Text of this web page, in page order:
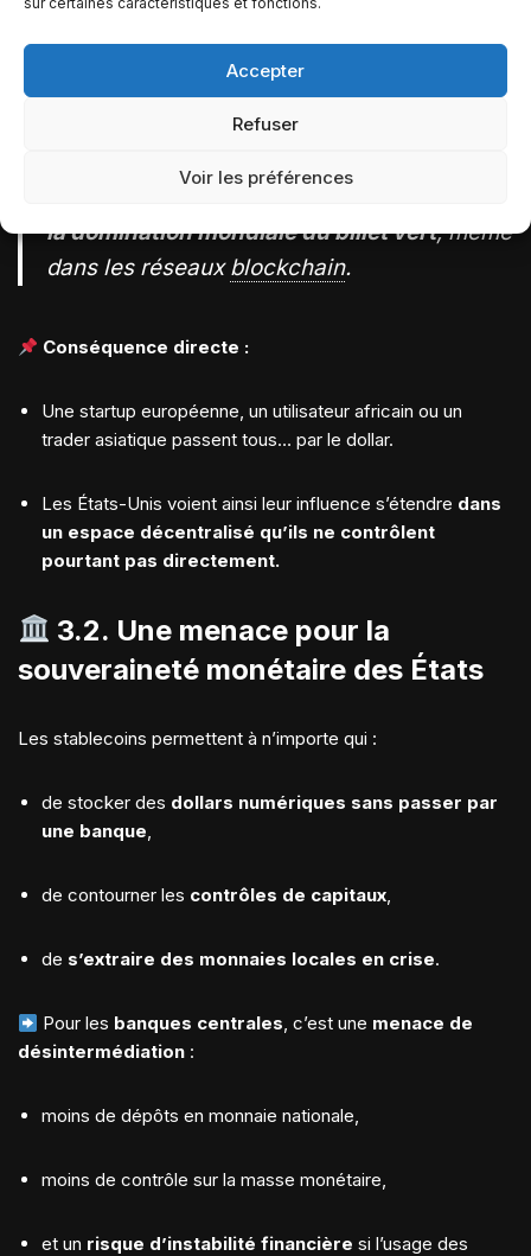
Accepter
Refuser
Voir les préférences
USDC (Circle + Coinbase)
BUSD (ex Binance, aujourd’hui marginalisé)
se font en dollar
la domination mondiale du billet vert, même
dans les réseauxblockchain.
Conséquence directe :
Une startup européenne, un utilisateur africain ou un
trader asiatique passent tous… par le dollar.
Les États-Unis voient ainsi leur influence s’étendre dans
un espace décentralisé qu’ils ne contrôlent
pourtant pas directement.
3.2. Une menace pour la
souveraineté monétaire des États
Les stablecoins permettent à n’importe qui :
de stocker des dollars numériques sans passer par
une banque,
de contourner les contrôles de capitaux,
de s’extraire des monnaies locales en crise.
Pour les banques centrales, c’est une menace de
désintermédiation :
moins de dépôts en monnaie nationale,
moins de contrôle sur la masse monétaire,
et un risque d’instabilité financière si l’usage des